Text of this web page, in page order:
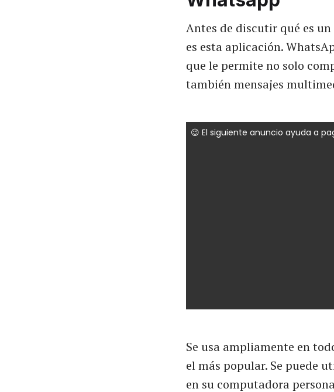
Antes de discutir qué es
es esta aplicación.
que le permite no solo
también mensajes
Se usa ampliamente en
el más popular. Se puede
en su computadora